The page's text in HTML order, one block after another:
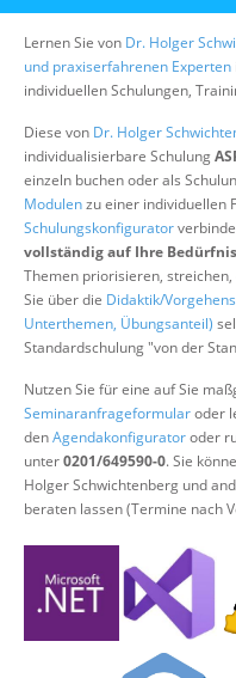
Lernen Sie von Dr. Holger
und praxiserfahrenen Experten
individuellen Schulungen,
Diese von Dr. Holger
individualisierbare Schulung
einzeln buchen oder als
Modulenzu einer individuellen
Schulungskonfigurator
vollständig auf Ihre
Themen priorisieren,
Sie über die Didaktik/
Unterthemen, Übungsanteil)
Standardschulung "von der
Nutzen Sie für eine auf Sie
Seminaranfrageformularoder
denAgendakonfiguratoroder
unter0201/649590-0. Sie
Holger Schwichtenberg und
beraten lassen (Termine nach